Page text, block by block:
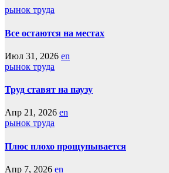
рынок труда
Все остаются на местах
Июл 31, 2026 en
рынок труда
Труд ставят на паузу
Апр 21, 2026 en
рынок труда
Плюс плохо прощупывается
Апр 7, 2026 en